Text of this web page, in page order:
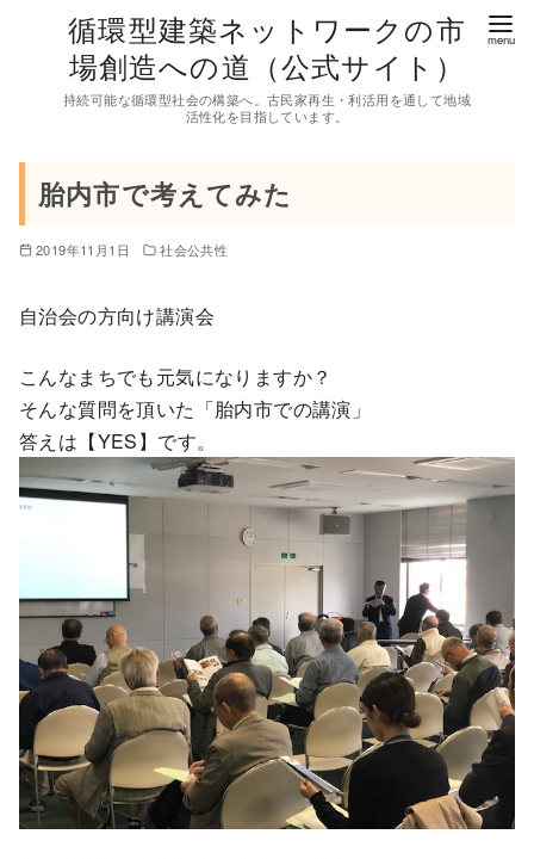
循環型建築ネットワークの市
場創造への道（公式サイト）
持続可能な循環型社会の構築へ。古民家再生・利活用を通して地域
活性化を目指しています。
胎内市で考えてみた
2019年11月1日 社会公共性
自治会の方向け講演会
こんなまちでも元気になりますか？
そんな質問を頂いた「胎内市での講演」
答えは【YES】です。